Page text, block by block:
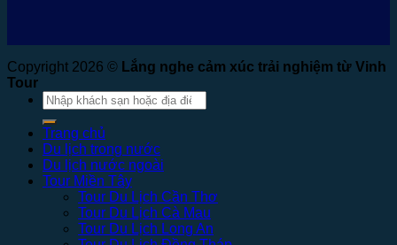
Copyright 2026 © Lắng nghe cảm xúc trải nghiệm từ Vinh
Tour
Tìm
kiếm:
Trang chủ
Du lịch trong nước
Du lịch nước ngoài
Tour Miền Tây
Tour Du Lịch Cần Thơ
Tour Du Lịch Cà Mau
Tour Du Lịch Long An